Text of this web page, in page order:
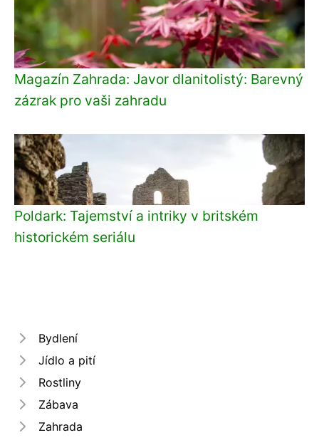
Magazín Zahrada: Javor dlanitolistý: Barevný
zázrak pro vaši zahradu
Poldark: Tajemství a intriky v britském
historickém seriálu
Bydlení
Jídlo a pití
Rostliny
Zábava
Zahrada